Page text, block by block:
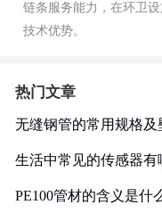
链条服务能力，在环卫
技术优势。
热门文章
无缝钢管的常用规格及
生活中常见的传感器有
PE100管材的含义是什